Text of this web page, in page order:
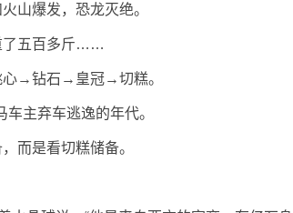
山爆发，恐龙灭绝。
了五百多斤……
→钻石→皇冠→切糕。
主弃车逃逸的年代。
而是看切糕储备。